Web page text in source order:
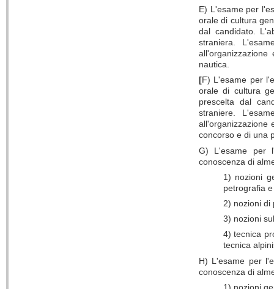
E) L'esame per
orale di cultura
dal candidato.
straniera.
nautica.
[F) L'esame per
orale di cultura
prescelta dal
straniere.
all'organizzazione
concorso e di una
G) L'esame per
conoscenza di
1) nozioni
petrografia
2) nozioni di
3) nozioni
4) tecnica
tecnica
H) L'esame per
conoscenza di
1) nozioni